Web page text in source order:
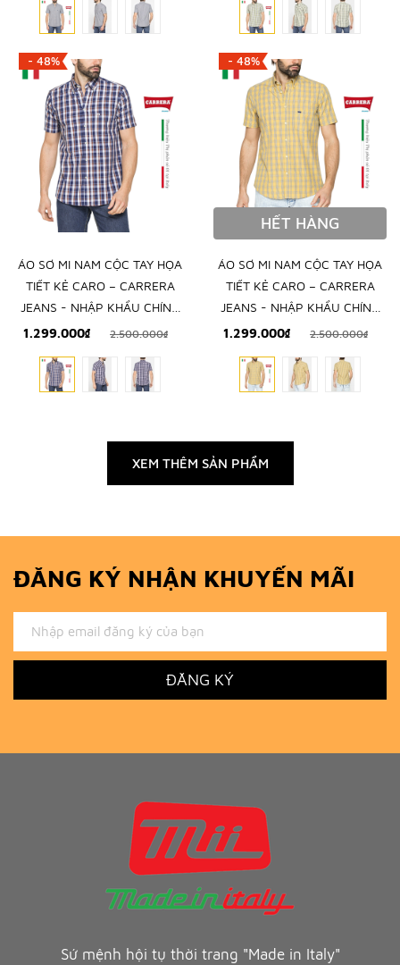
- 48%
ÁO SƠ MI NAM CỘC TAY HỌA
TIẾT KẺ CARO – CARRERA
JEANS - NHẬP KHẨU CHÍNH
NGẠCH TỪ Ý
1.299.000₫ 2.500.000₫
- 48%
HẾT HÀNG
ÁO SƠ MI NAM CỘC TAY HỌA
TIẾT KẺ CARO – CARRERA
JEANS - NHẬP KHẨU CHÍNH
NGẠCH TỪ Ý
1.299.000₫ 2.500.000₫
XEM THÊM SẢN PHẨM
ĐĂNG KÝ NHẬN KHUYẾN MÃI
ĐĂNG KÝ
Sứ mệnh hội tụ thời trang "Made in Italy"